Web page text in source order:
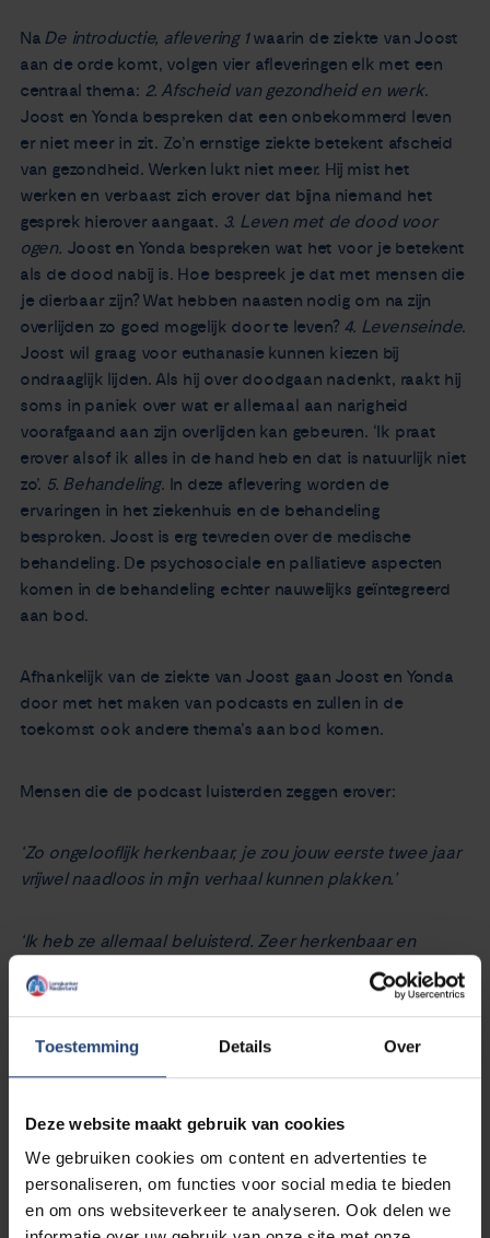
Toestemming Details Over
Deze website maakt gebruik van cookies
We gebruiken cookies om content en advertenties te
personaliseren, om functies voor social media te bieden
en om ons websiteverkeer te analyseren. Ook delen we
Na De introductie, aflevering 1waarin de ziekte van Joost
aan de orde komt, volgen vier afleveringen elk met een
centraal thema: 2. Afscheid van gezondheid en werk.
Joost en Yonda bespreken dat een onbekommerd leven
er niet meer in zit. Zo’n ernstige ziekte betekent afscheid
van gezondheid. Werken lukt niet meer. Hij mist het
werken en verbaast zich erover dat bijna niemand het
gesprek hierover aangaat. 3. Leven met de dood voor
ogen. Joost en Yonda bespreken wat het voor je betekent
als de dood nabij is. Hoe bespreek je dat met mensen die
je dierbaar zijn? Wat hebben naasten nodig om na zijn
overlijden zo goed mogelijk door te leven? 4. Levenseinde.
Joost wil graag voor euthanasie kunnen kiezen bij
ondraaglijk lijden. Als hij over doodgaan nadenkt, raakt hij
soms in paniek over wat er allemaal aan narigheid
voorafgaand aan zijn overlijden kan gebeuren. ‘Ik praat
erover alsof ik alles in de hand heb en dat is natuurlijk niet
zo’. 5. Behandeling. In deze aflevering worden de
ervaringen in het ziekenhuis en de behandeling
besproken. Joost is erg tevreden over de medische
behandeling. De psychosociale en palliatieve aspecten
komen in de behandeling echter nauwelijks geïntegreerd
aan bod.
Afhankelijk van de ziekte van Joost gaan Joost en Yonda
door met het maken van podcasts en zullen in de
toekomst ook andere thema’s aan bod komen.
Mensen die de podcast luisterden zeggen erover:
‘Zo ongelooflijk herkenbaar, je zou jouw eerste twee jaar
vrijwel naadloos in mijn verhaal kunnen plakken.’
‘Ik heb ze allemaal beluisterd. Zeer herkenbaar en
podcastpagina